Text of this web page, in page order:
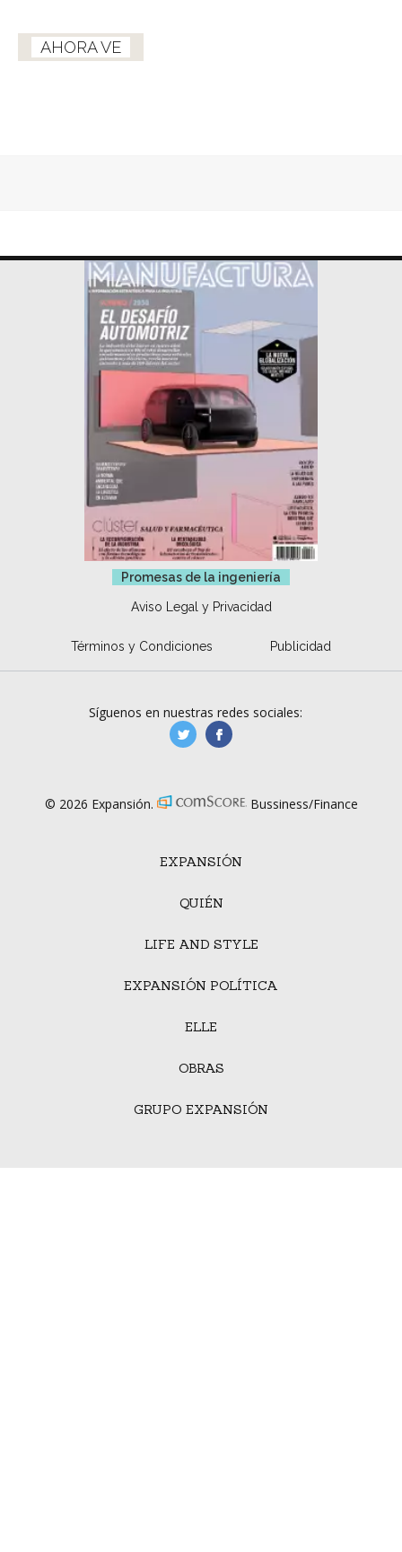
AHORA VE
Promesas de la ingeniería
Aviso Legal y Privacidad
Términos y Condiciones Publicidad
EXPANSIÓN
QUIÉN
LIFE AND STYLE
EXPANSIÓN POLÍTICA
ELLE
OBRAS
GRUPO EXPANSIÓN
Síguenos en nuestras redes sociales:
manufacturaGE
© 2026 Expansión. Bussiness/Finance